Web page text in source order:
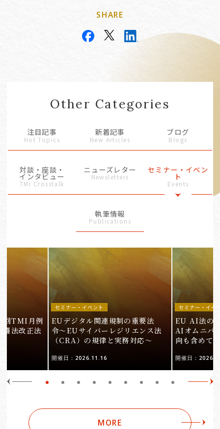
SHARE
Other Categories
注目記事
Hot Topics
新着記事
New Articles
ブログ
Blogs
対談・座談・
インタビュー
TMI Crosstalk
ニューズレター
Newsletters
セミナー・イベン
ト
Events
執筆情報
Publications
回TMI月例
護法改正法
セミナー・イベント
EUデジタル関連規制の重要法
令〜EUサイバーレジリエンス法
（CRA）の規律と実務対応〜
開催日：2026.11.16
セミナー・イベ
EU AI法の
AIオムニバ
向も含めて
開催日：
MORE